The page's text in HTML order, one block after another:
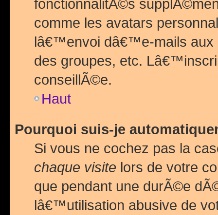
fonctionnalitÃ©s
comme les avatars
lâ€™envoi dâ€™e-mails
des groupes, etc.
conseillÃ©e.
Haut
Pourquoi suis-je
Si vous ne cochez pas la
chaque visite lors de votre
que pendant une durÃ©e
lâ€™utilisation abusive de